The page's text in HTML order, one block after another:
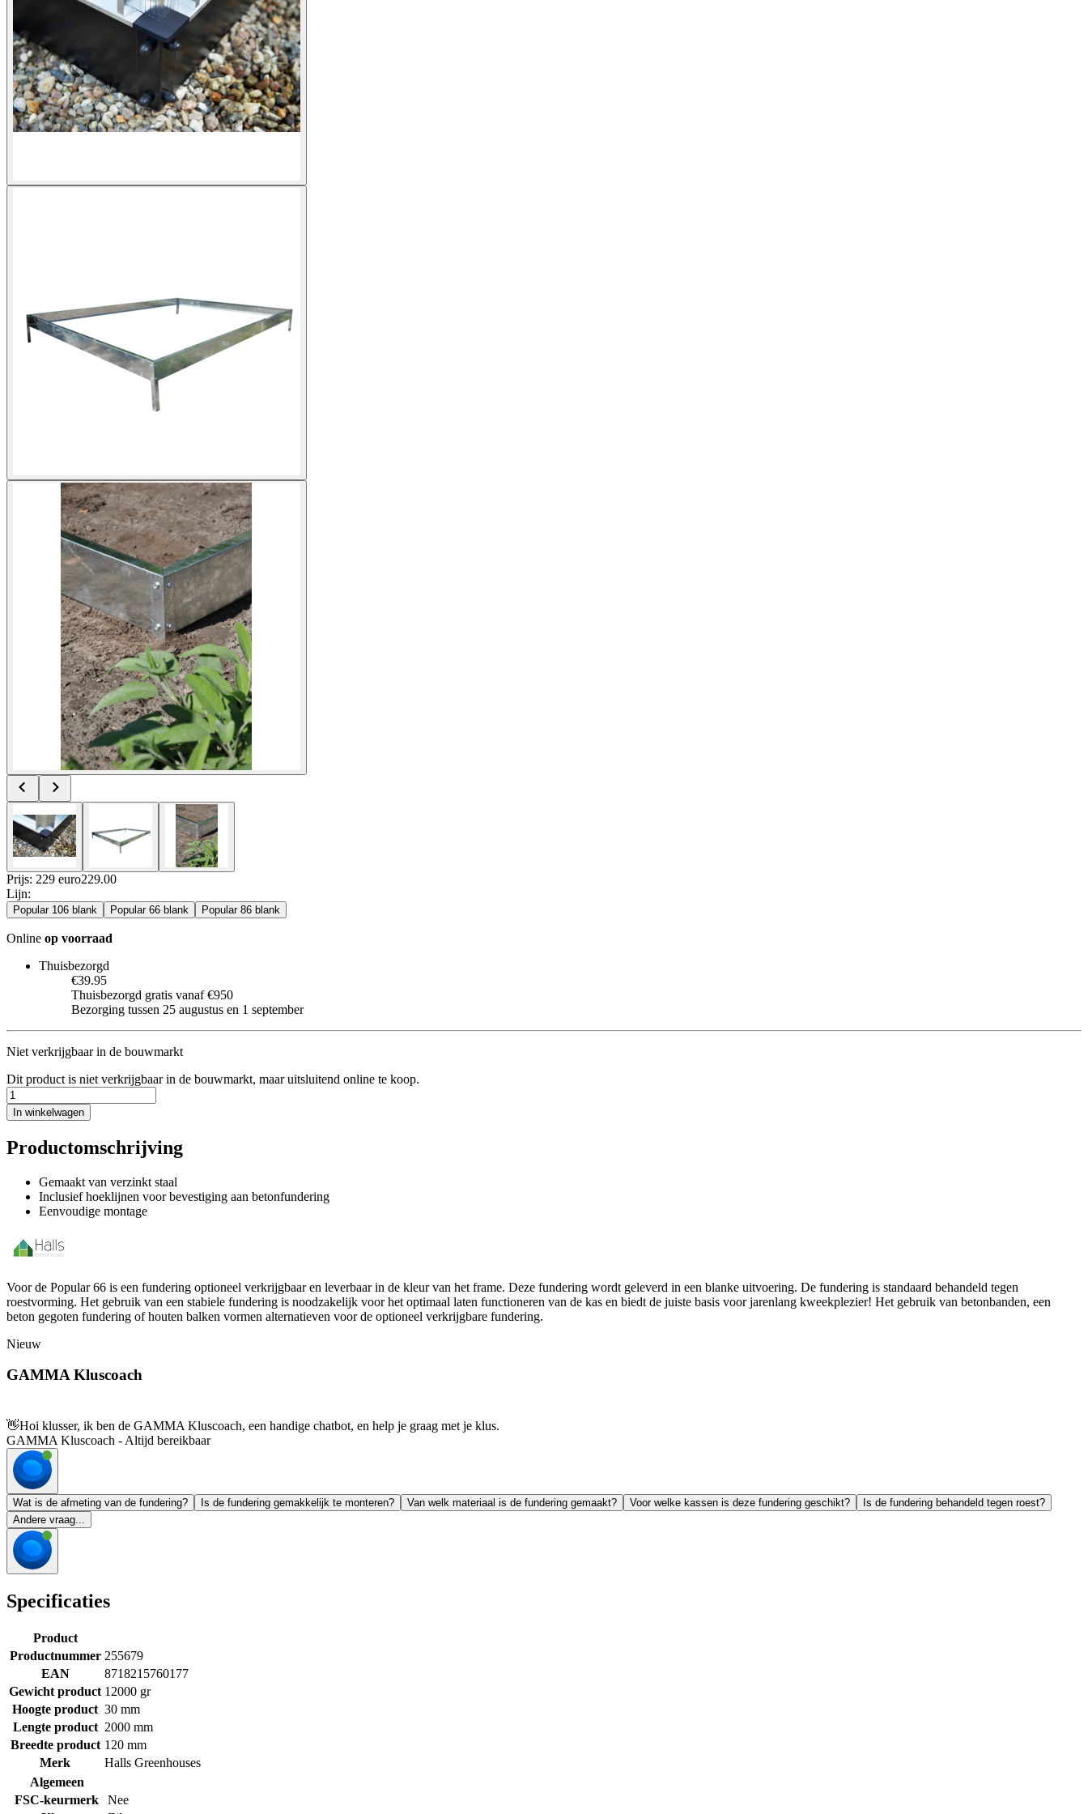
Prijs: 229 euro229.00
Lijn:
Popular 106 blank Popular 66 blank Popular 86 blank
Online op voorraad
Thuisbezorgd
€39.95
Thuisbezorgd gratis vanaf €950
Bezorging tussen 25 augustus en 1 september
Niet verkrijgbaar in de bouwmarkt
Dit product is niet verkrijgbaar in de bouwmarkt, maar uitsluitend online te koop.
In winkelwagen
Productomschrijving
Gemaakt van verzinkt staal
Inclusief hoeklijnen voor bevestiging aan betonfundering
Eenvoudige montage
Voor de Popular 66 is een fundering optioneel verkrijgbaar en leverbaar in de kleur van het frame. Deze fundering wordt geleverd in een blanke uitvoering. De fundering is standaard behandeld tegen
roestvorming. Het gebruik van een stabiele fundering is noodzakelijk voor het optimaal laten functioneren van de kas en biedt de juiste basis voor jarenlang kweekplezier! Het gebruik van betonbanden, een
beton gegoten fundering of houten balken vormen alternatieven voor de optioneel verkrijgbare fundering.
Nieuw
GAMMA Kluscoach
👋Hoi klusser, ik ben de GAMMA Kluscoach, een handige chatbot, en help je graag met je klus.
GAMMA Kluscoach - Altijd bereikbaar
Wat is de afmeting van de fundering? Is de fundering gemakkelijk te monteren? Van welk materiaal is de fundering gemaakt? Voor welke kassen is deze fundering geschikt?
Is de fundering behandeld tegen roest?
Andere vraag...
Specificaties
Product
Productnummer 255679
EAN
8718215760177
Gewicht product 12000 gr
Hoogte product 30 mm
Lengte product 2000 mm
Breedte product 120 mm
Merk
Halls Greenhouses
Algemeen
FSC-keurmerk
Nee